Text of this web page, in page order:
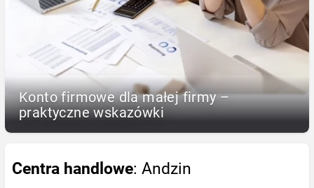
Konto firmowe dla małej firmy –
praktyczne wskazówki
Centra handlowe: Andzin